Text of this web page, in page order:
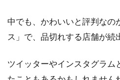
中でも、かわいいと評判なの
ス」で、品切れする店舗が続
ツイッターやインスタグラム